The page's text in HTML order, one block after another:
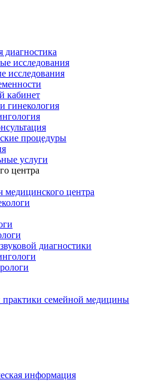
исследования
исследования
кабинет
гинекология
процедуры
услуги
центра
медицинского центра
диагностики
семейной медицины
информация